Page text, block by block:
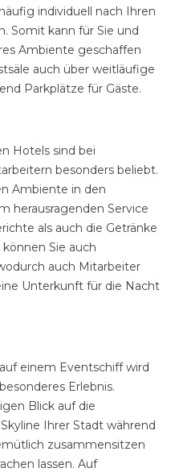
individuell nach Ihren
Somit kann für Sie und
Ambiente geschaffen
auch über weitläufige
Parkplätze für Gäste.
Hotels sind bei
besonders beliebt.
Ambiente in den
herausragenden Service
als auch die Getränke
Sie auch
auch Mitarbeiter
Unterkunft für die Nacht
einem Eventschiff wird
Erlebnis.
Blick auf die
Ihrer Stadt während
zusammensitzen
lassen. Auf